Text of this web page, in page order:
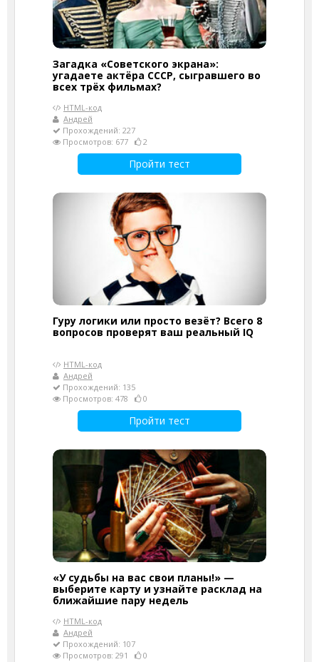
Загадка «Советского экрана»:
угадаете актёра СССР, сыгравшего во
всех трёх фильмах?
HTML-код
Андрей
Прохождений: 227
Просмотров: 677
2
Пройти тест
Гуру логики или просто везёт? Всего 8
вопросов проверят ваш реальный IQ
HTML-код
Андрей
Прохождений: 135
Просмотров: 478
0
Пройти тест
«У судьбы на вас свои планы!» —
выберите карту и узнайте расклад на
ближайшие пару недель
HTML-код
Андрей
Прохождений: 107
Просмотров: 291
0